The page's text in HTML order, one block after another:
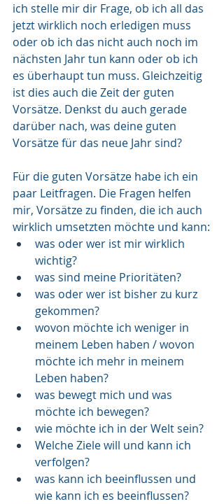
ich stelle mir dir Frage, ob ich all das
jetzt wirklich noch erledigen muss
oder ob ich das nicht auch noch im
nächsten Jahr tun kann oder ob ich
es überhaupt tun muss. Gleichzeitig
ist dies auch die Zeit der guten
Vorsätze. Denkst du auch gerade
darüber nach, was deine guten
Vorsätze für das neue Jahr sind?
Für die guten Vorsätze habe ich ein
paar Leitfragen. Die Fragen helfen
mir, Vorsätze zu finden, die ich auch
wirklich umsetzten möchte und kann:
was oder wer ist mir wirklich
wichtig?
was sind meine Prioritäten?
was oder wer ist bisher zu kurz
gekommen?
wovon möchte ich weniger in
meinem Leben haben / wovon
möchte ich mehr in meinem
Leben haben?
was bewegt mich und was
möchte ich bewegen?
wie möchte ich in der Welt sein?
Welche Ziele will und kann ich
verfolgen?
was kann ich beeinflussen und
wie kann ich es beeinflussen?